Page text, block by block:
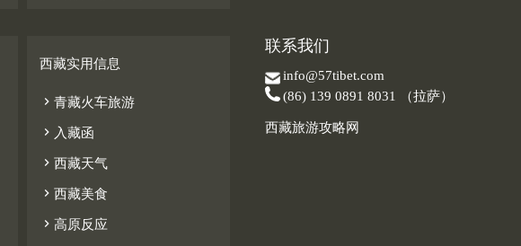
西藏实用信息
 青藏火车旅游
 入藏函
 西藏天气
 西藏美食
 高原反应
联系我们
info@57tibet.com
(86) 139 0891 8031 （拉萨）
西藏旅游攻略网